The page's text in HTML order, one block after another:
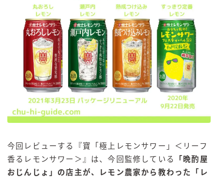
今回レビューする『寶「極上レモンサワー」＜リーフ
香るレモンサワー＞』は、今回監修している
「晩酌屋
おじんじょ」の店主が、
レモン農家から教わった「レ